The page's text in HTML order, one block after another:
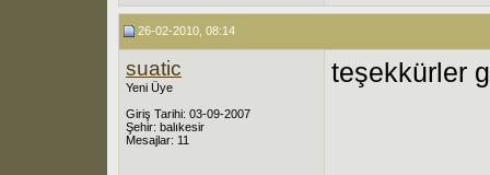
26-02-2010, 08:14
suatic
Yeni Üye
Giriş Tarihi: 03-09-2007
Şehir: balıkesir
Mesajlar: 11
teşekkürler